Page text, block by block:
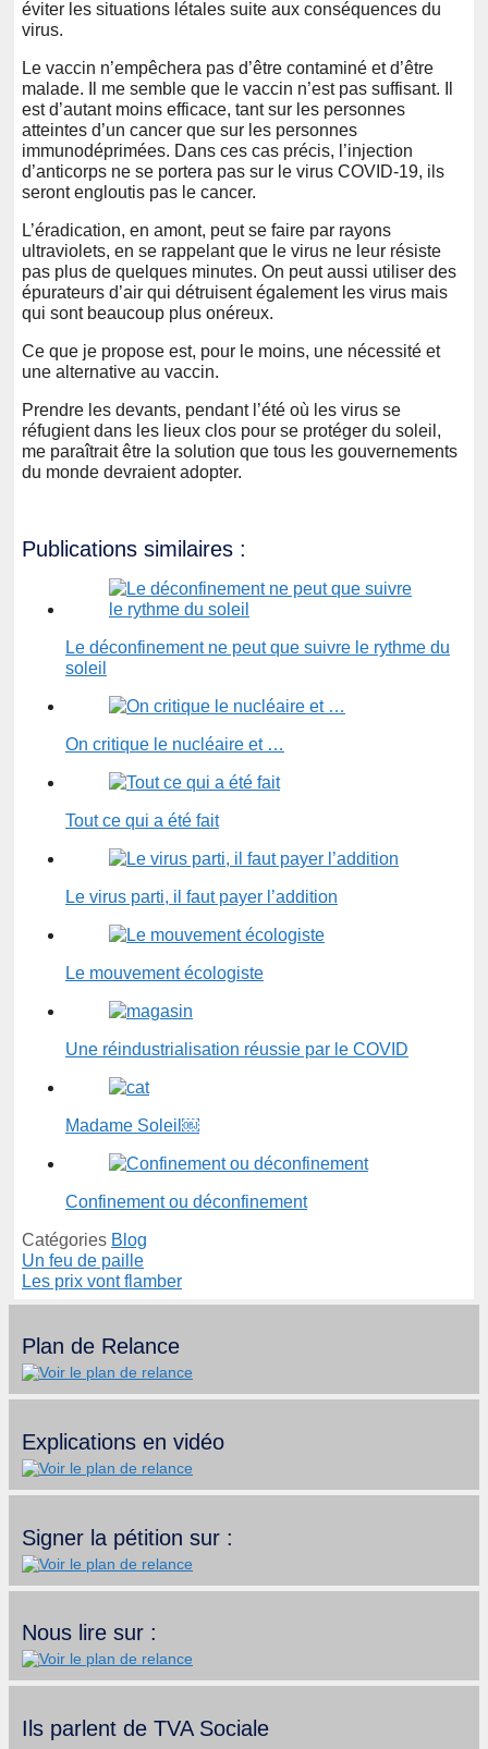
éviter les situations létales suite aux conséquences du
virus.
Le vaccin n’empêchera pas d’être contaminé et d’être
malade. Il me semble que le vaccin n’est pas suffisant. Il
est d’autant moins efficace, tant sur les personnes
atteintes d’un cancer que sur les personnes
immunodéprimées. Dans ces cas précis, l’injection
d’anticorps ne se portera pas sur le virus COVID-19, ils
seront engloutis pas le cancer.
L’éradication, en amont, peut se faire par rayons
ultraviolets, en se rappelant que le virus ne leur résiste
pas plus de quelques minutes. On peut aussi utiliser des
épurateurs d’air qui détruisent également les virus mais
qui sont beaucoup plus onéreux.
Ce que je propose est, pour le moins, une nécessité et
une alternative au vaccin.
Prendre les devants, pendant l’été où les virus se
réfugient dans les lieux clos pour se protéger du soleil,
me paraîtrait être la solution que tous les gouvernements
du monde devraient adopter.
Publications similaires :
Le déconfinement ne peut que suivre le rythme du
soleil
On critique le nucléaire et …
Tout ce qui a été fait
Le virus parti, il faut payer l’addition
Le mouvement écologiste
Une réindustrialisation réussie par le COVID
Madame Soleil￼
Confinement ou déconfinement
Catégories Blog
Un feu de paille
Les prix vont flamber
Plan de Relance
Explications en vidéo
Signer la pétition sur :
Nous lire sur :
Ils parlent de TVA Sociale